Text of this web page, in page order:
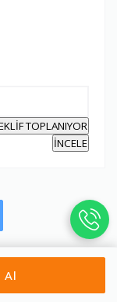
TOPLANIYOR
İNCELE